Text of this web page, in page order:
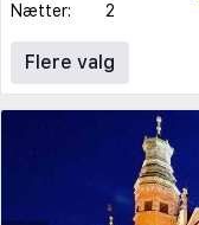
Nætter:
2
Flere valg